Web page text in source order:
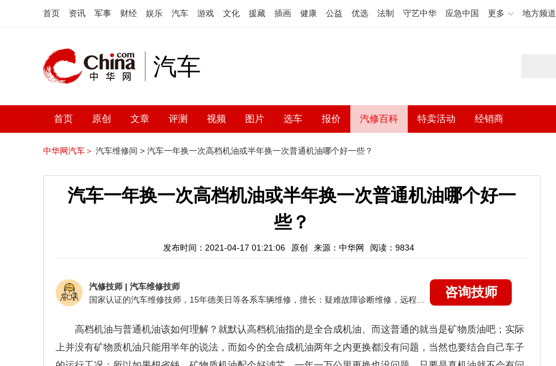
首页 资讯 军事 财经 娱乐 汽车 游戏 文化 援藏 插画 健康 公益 优选 法制 守艺中华 应急中国 更多 地方频道
汽车
首页 原创 文章 评测 视频 图片 选车 报价 汽修百科 特卖活动 经销商
中华网汽车＞ 汽车维修间 > 汽车一年换一次高档机油或半年换一次普通机油哪个好一些？
汽车一年换一次高档机油或半年换一次普通机油哪个好一
些？
发布时间：2021-04-17 01:21:06 原创 来源：中华网 阅读：9834
汽修技师 | 汽车维修技师
咨询技师
高档机油与普通机油该如何理解？就默认高档机油指的是全合成机油、而这普通的就当是矿物质油吧；实际
上并没有矿物质机油只能用半年的说法，而如今的全合成机油两年之内更换都没有问题，当然也要结合自己车子